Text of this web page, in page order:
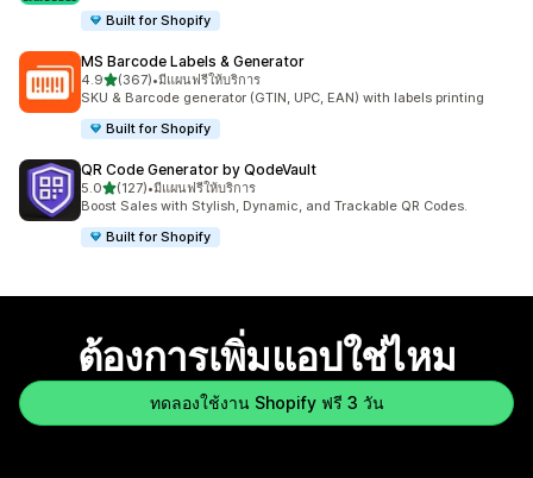
Built for Shopify
MS Barcode Labels & Generator
4.9เต็ม 5 ดาว
(367)
ทั้งหมด 367 รีวิว
•มีแผนฟรีให้บริการ
SKU & Barcode generator (GTIN, UPC, EAN) with labels printing
Built for Shopify
QR Code Generator by QodeVault
5.0เต็ม 5 ดาว
(127)
ทั้งหมด 127 รีวิว
•มีแผนฟรีให้บริการ
Boost Sales with Stylish, Dynamic, and Trackable QR Codes.
Built for Shopify
ต้องการเพิ่มแอปใช่ไหม
ทดลองใช้งาน Shopify ฟรี 3 วัน